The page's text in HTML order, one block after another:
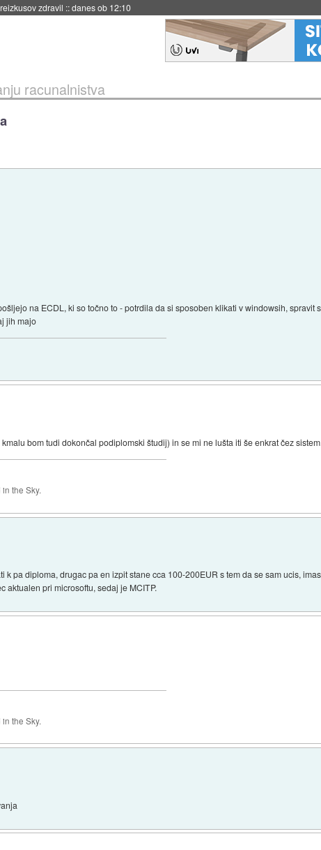
zdravil ::danes ob 12:10
racunalnistva
na ECDL, ki so točno to - potrdila da si sposoben klikati v windowsih, spravit
jih majo
bom tudi dokončal podiplomski študij) in se mi ne lušta iti še enkrat čez sistem.
the Sky.
k pa diploma, drugac pa en izpit stane cca 100-200EUR s tem da se sam ucis,
aktualen pri microsoftu, sedaj je MCITP.
the Sky.